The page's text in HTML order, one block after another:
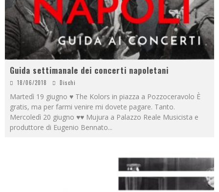
Guida settimanale dei concerti napoletani
18/06/2018 Dischi
Martedì 19 giugno ♥ The Kolors in piazza a Pozzoceravolo È
gratis, ma per farmi venire mi dovete pagare. Tanto.
Mercoledì 20 giugno ♥♥ Mujura a Palazzo Reale Musicista e
produttore di Eugenio Bennato...